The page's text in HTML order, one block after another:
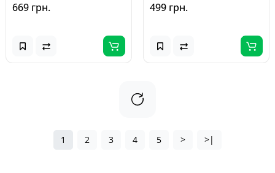
669 грн. 499 грн.
1 2 3 4 5 > >|